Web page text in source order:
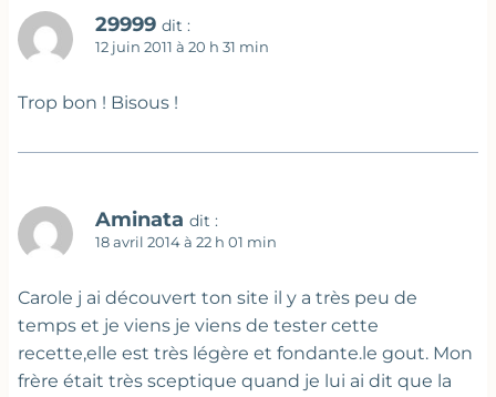
29999 dit :
12 juin 2011 à 20 h 31 min
Trop bon ! Bisous !
Aminata dit :
18 avril 2014 à 22 h 01 min
Carole j ai découvert ton site il y a très peu de
temps et je viens je viens de tester cette
recette,elle est très légère et fondante.le gout. Mon
frère était très sceptique quand je lui ai dit que la